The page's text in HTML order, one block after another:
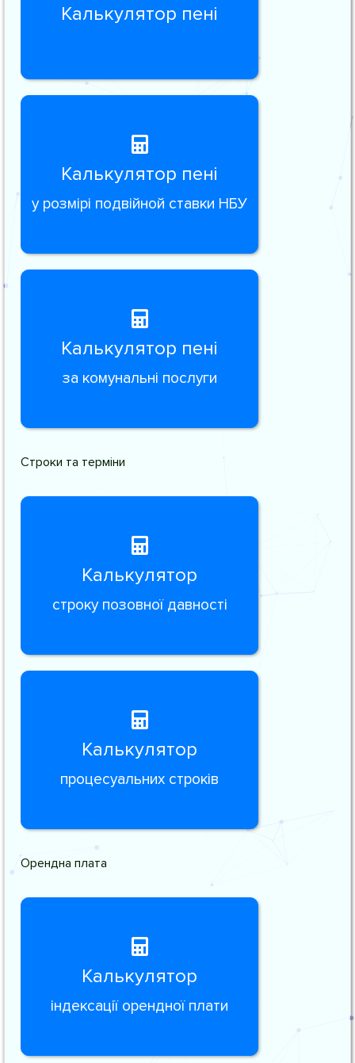
Калькулятор пені
Калькулятор пені
у розмірі подвійной ставки НБУ
Калькулятор пені
за комунальні послуги
Строки та терміни
Калькулятор
строку позовної давності
Калькулятор
процесуальних строків
Орендна плата
Калькулятор
індексації орендної плати